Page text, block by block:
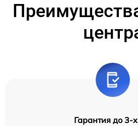
Гарантия до 3-х